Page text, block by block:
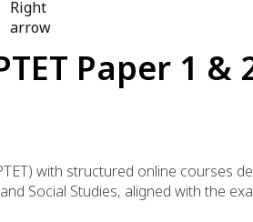
Paper 1
with structured online courses
Social Studies, aligned with